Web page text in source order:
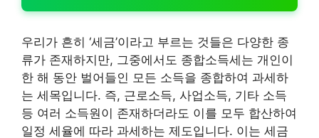
우리가 흔히 ‘세금’이라고 부르는 것들은 다양한 종
류가 존재하지만, 그중에서도 종합소득세는 개인이
한 해 동안 벌어들인 모든 소득을 종합하여 과세하
는 세목입니다. 즉, 근로소득, 사업소득, 기타 소득
등 여러 소득원이 존재하더라도 이를 모두 합산하여
일정 세율에 따라 과세하는 제도입니다. 이는 세금